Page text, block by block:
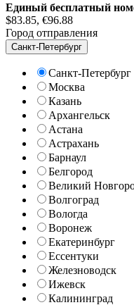
Единый бесплатный
$83.85, €96.88
Город отправления
Санкт-Петербург
Санкт-Петербург
Москва
Казань
Архангельск
Астана
Астрахань
Барнаул
Белгород
Великий
Волгоград
Вологда
Воронеж
Екатеринбург
Ессентуки
Железноводск
Ижевск
Калининград